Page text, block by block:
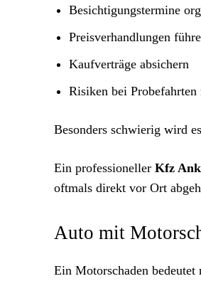
Besichtigungstermine
Preisverhandlungen
Kaufverträge absichern
Risiken bei
Besonders schwierig wird
Ein professioneller Kfz
oftmals direkt vor Ort
Auto mit
Ein Motorschaden